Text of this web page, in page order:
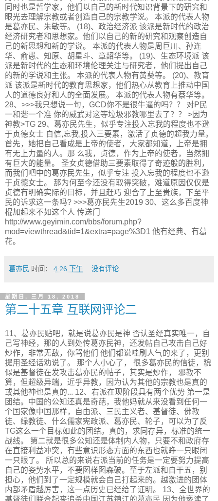
同时也是哲学家，他们以自己的新时代知识背景下的研究和
眼光去理解宗教或者创造自己的宗教学说。 本派的代表人物
是葛亦民、朱敏等。 (18)、政治经济派 该派是新时代的政治
经济研究者和思想家。他们以自己的新的研究和观察创造自
己的新思想和新的学说。 本派的代表人物是周巨川、孙连
华、俞愚、知原、胡星斗、章韶华等。 (19)、生态环境派 该
派是新时代的生态和环境伦理关注与研究者，他们提出自己
的新的学说和主张。 本派的代表人物有黄葵等。 (20)、教育
派 该派是新时代的教育思想家，他们热心从教育上推动中国
人的道德良好和人的全面发展。 本派的代表人物有蔡华等。
28、>>>我只想说一句，GCD你不是很牛逼的吗？？ 对P民
一和谐一个准 你的威武对这等垃圾邪教哪里去了？？ >因为
神教>TG 29、葛亦民先生，似乎专注投入忘我的程度也不逊
于贞德女士 自信,忘我,投入三要素，激活了贞德的超我力量。
首先，她把自己看成是上帝的使者，大家都知道，上帝是拥
有无上力量的人。那 么我，贞德，作为上帝的使者，当然拥
有巨大的能量。 圣女贞德借助三要素取得了奇迹般的胜利，
而我们吧中的葛亦民先生，似乎专注 投入忘我的程度也不逊
于贞德女士。 那为何至今还没有取得突破，难道原因仅仅是
贞德有明确实际的目标，并且赶巧 迎合了上至贵族，下至平
民的诉求这一条吗? >>>葛亦民先生2019 30、这么多百度神
棍加起来不如这个人 传送门
http://www.geyimin.com/bbs/forum.php?
mod=viewthread&tid=1&extra=page%3D1 他有经典、有葛
花。
葛亦民 时间： 4:26 下午 没有评论:
星期日, 三月 18, 2018
第二十五章 互联网评论二
11、葛亦民贴吧，就是说葛亦民是神 否认圣经真实唯一，自
己写神经，那的人到处传葛亦民神，还发帖自己攻击自己好
炒作，非常无敌，你骂他们 他们都说哇刷人气的来了，更别
提用圣经话劝说了。 那个人小心了， 很多葛亦民的信徒，貌
似是基督徒在发攻击葛亦民的帖子，其实是炒作， 邪教不
算，但超级异端，近乎异教，因为认为其他的宗教也是真的
或其他神也是真的... 12、右派在现阶段具有两个优势 第一是
团结。中国的公知还真是奇葩，我他妈就从来没看到任何一
个国家像中国那样，自由派、三民主义者、基督徒、佛教
徒、绿教徒、什么儒家宪政派、葛亦民、轮子，可以为了反
TG这么一个目标如此的团结。真的，求同存异，标准的统一
战线。 第二就是很多公知还是体制内人物，只要不和政府存
在直接利益冲突，有些意识形态方面的东西也就睁一只眼闭
一只眼了。 所以总的来说右派当前的任务是一定要努力提高
自己的姿势水平，不要图样图森破。至于左派和自干五，别
担心，他们到了一定规模就会自己打起来的。越激进的团体
内部矛盾越厉害，这一点历史已经给了证明。 13、全世界的
基督徒们联合起来追杀中国江苏镇江的葛亦民 因为他亵渎了